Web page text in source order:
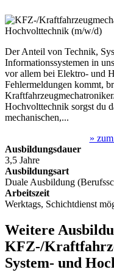
Der Anteil von Technik,
Informationssystemen in
vor allem bei Elektro- und
Fehlermeldungen kommt,
Hochvolttechnik sorgst du
mechanischen,...
»
Ausbildungsdauer
3,5 Jahre
Ausbildungsart
Duale Ausbildung
Arbeitszeit
Werktags, Schichtdienst
Weitere
KFZ-/
System- und